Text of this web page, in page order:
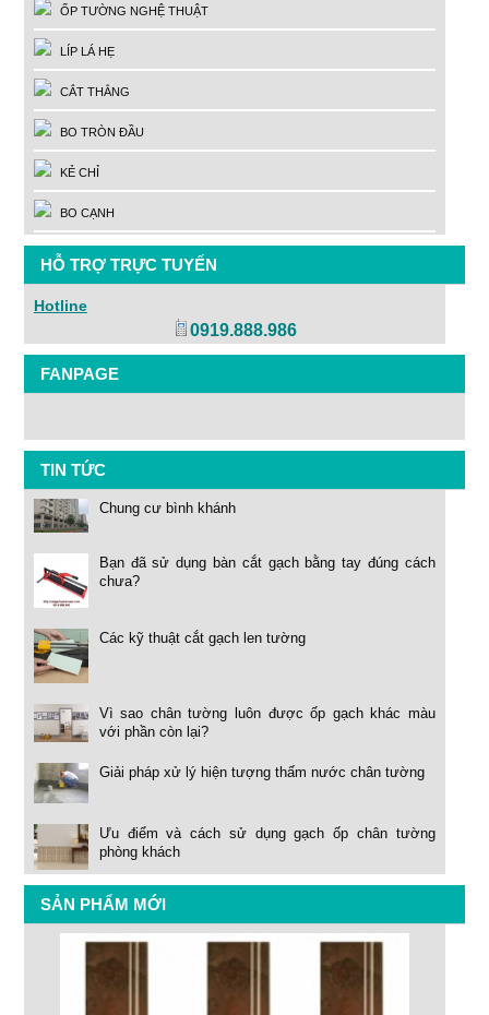
ỐP TƯỜNG NGHỆ THUẬT
LÍP LÁ HẸ
CẮT THẲNG
BO TRÒN ĐẦU
KẺ CHỈ
BO CẠNH
HỖ TRỢ TRỰC TUYẾN
Hotline
0919.888.986
FANPAGE
TIN TỨC
Chung cư bình khánh
Bạn đã sử dụng bàn cắt gạch bằng tay đúng cách
chưa?
Các kỹ thuật cắt gạch len tường
Vì sao chân tường luôn được ốp gạch khác màu
với phần còn lại?
Giải pháp xử lý hiện tượng thấm nước chân tường
Ưu điểm và cách sử dụng gạch ốp chân tường
phòng khách
SẢN PHẨM MỚI